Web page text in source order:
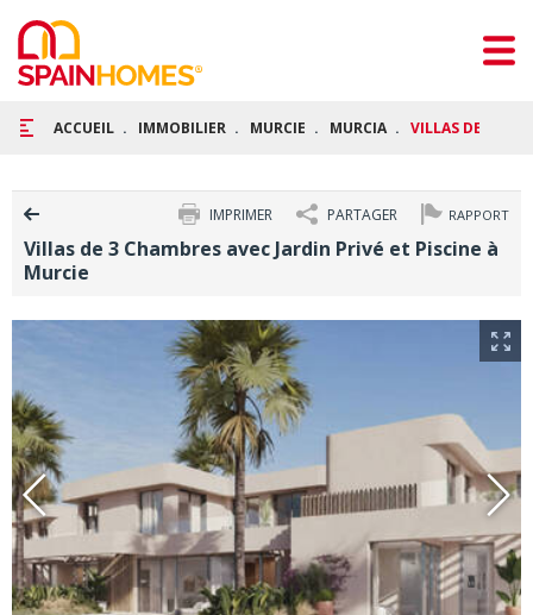
ACCUEIL IMMOBILIER MURCIE MURCIA VILLAS DE 3
RAPPORT
PARTAGER
IMPRIMER
Villas de 3 Chambres avec Jardin Privé et Piscine à
Murcie